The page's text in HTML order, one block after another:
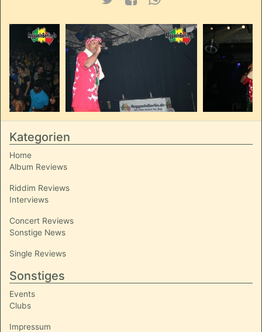
Kategorien
Home
Album Reviews
Riddim Reviews
Interviews
Concert Reviews
Sonstige News
Single Reviews
Sonstiges
Events
Clubs
Impressum